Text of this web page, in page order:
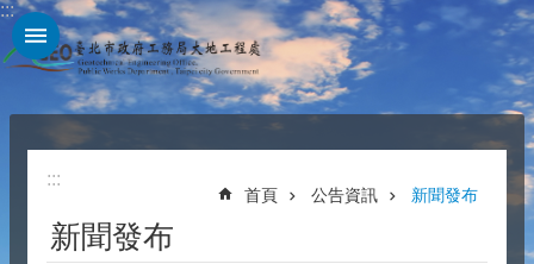
跳到主要內容區塊
:::
:::
首頁 公告資訊 新聞發布
新聞發布